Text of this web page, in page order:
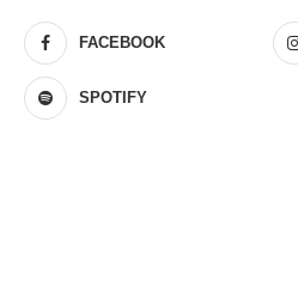
FACEBOOK
SPOTIFY